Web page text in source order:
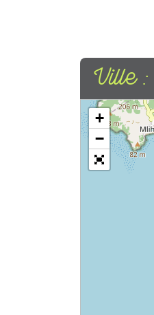
Ville :
+
−